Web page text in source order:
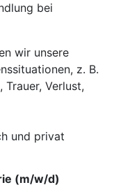
bei
wir unsere
z. B.
Verlust,
und privat
(m/w/d)